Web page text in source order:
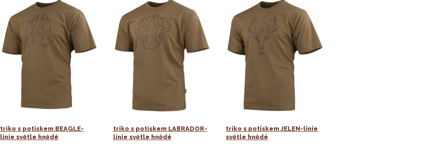
triko s potiskem BEAGLE-
linie světle hnědé
triko s potiskem LABRADOR-
linie světle hnědé
triko s potiskem JELEN-linie
světle hnědé